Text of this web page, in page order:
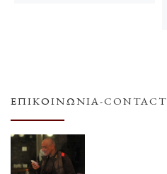
ΕΠΙΚΟΙΝΩΝΊΑ-CONTACT